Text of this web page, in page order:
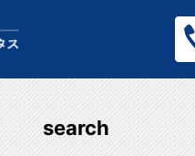
search